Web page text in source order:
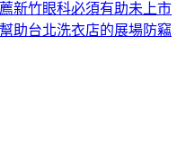
新竹眼科必須有助未上市
助台北洗衣店的展場防竊